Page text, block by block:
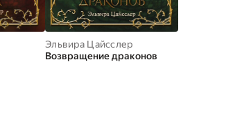
Эльвира Цайсслер
Возвращение драконов